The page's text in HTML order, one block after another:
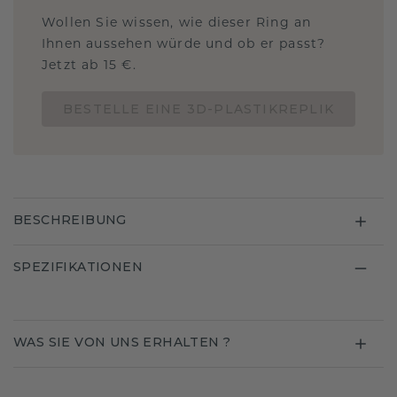
Wollen Sie wissen, wie dieser Ring an
Ihnen aussehen würde und ob er passt?
Jetzt ab 15 €.
BESCHREIBUNG
SPEZIFIKATIONEN
WAS SIE VON UNS ERHALTEN ?